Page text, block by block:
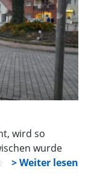
wird so
wurde
An der